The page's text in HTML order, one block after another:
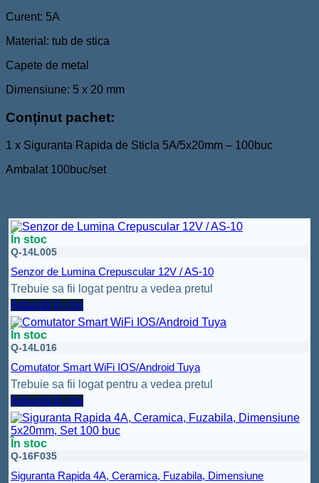
Curent: 5A
Material: tub de stica
Capete de metal
Dimensiune: 5 x 20 mm
Conținut pachet:
1 x Siguranta Rapida de Sticla 5A/5x20mm – 100buc
Ambalat 100buc/set
În stoc
Q-14L005
Senzor de Lumina Crepuscular 12V / AS-10
Trebuie sa fii logat pentru a vedea pretul
Adaugă în coș
În stoc
Q-14L016
Comutator Smart WiFi IOS/Android Tuya
Trebuie sa fii logat pentru a vedea pretul
Adaugă în coș
În stoc
Q-16F035
Siguranta Rapida 4A, Ceramica, Fuzabila, Dimensiune